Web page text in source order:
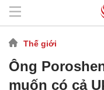
Thế giới
Ông
muốn có cả